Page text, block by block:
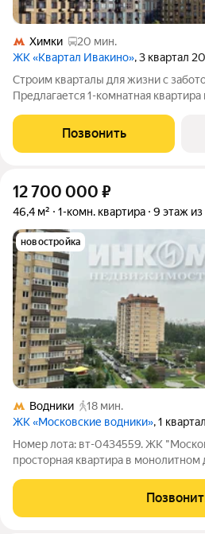
Химки
20 мин.
ЖК «Квартал Ивакино», 3 квартал
Строим кварталы для жизни с
Предлагается 1-комнатная
на 2-м этаже, в жилом комплексе
Ивакино".Позаботились о вашем
Позвонить
12 700 000 ₽
46,4 м² 1-комн. квартира 9 этаж из
новостройка
Водники
18 мин.
ЖК «Московские водники», 1
Номер лота: вт-0434559. ЖК
просторная квартира в монолитном
вложений. Сделан качественный
утеплена и застеклена.